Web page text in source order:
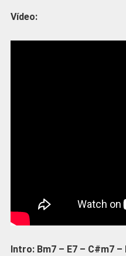
Vídeo:
Intro: Bm7 – E7 – C#m7